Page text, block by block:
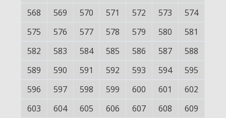
568
569 570 571 572 573
574
575
576 577 578 579 580
581
582
583 584 585 586 587
588
589
590 591 592 593 594
595
596
597 598 599 600 601
602
603
604 605 606 607 608
609